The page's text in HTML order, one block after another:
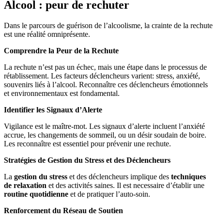
Alcool : peur de rechuter
Dans le parcours de guérison de l’alcoolisme, la crainte de la rechute
est une réalité omniprésente.
Comprendre la Peur de la Rechute
La rechute n’est pas un échec, mais une étape dans le processus de
rétablissement. Les facteurs déclencheurs varient: stress, anxiété,
souvenirs liés à l’alcool. Reconnaître ces déclencheurs émotionnels
et environnementaux est fondamental.
Identifier les Signaux d’Alerte
Vigilance est le maître-mot. Les signaux d’alerte incluent l’anxiété
accrue, les changements de sommeil, ou un désir soudain de boire.
Les reconnaître est essentiel pour prévenir une rechute.
Stratégies de Gestion du Stress et des Déclencheurs
La gestion du stress et des déclencheurs implique des techniques
de relaxation et des activités saines. Il est necessaire d’établir une
routine quotidienne et de pratiquer l’auto-soin.
Renforcement du Réseau de Soutien